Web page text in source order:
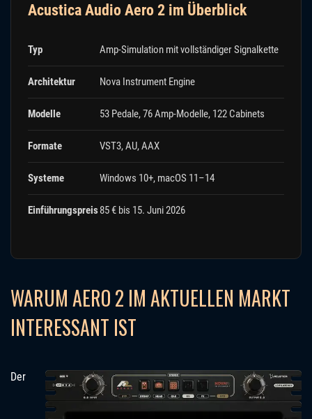
Acustica Audio Aero 2 im Überblick
Typ Amp-Simulation mit vollständiger Signalkette
Architektur Nova Instrument Engine
Modelle 53 Pedale, 76 Amp-Modelle, 122 Cabinets
Formate VST3, AU, AAX
Systeme Windows 10+, macOS 11–14
Einführungspreis85 € bis 15. Juni 2026
WARUM AERO 2 IM AKTUELLEN MARKT
INTERESSANT IST
Der